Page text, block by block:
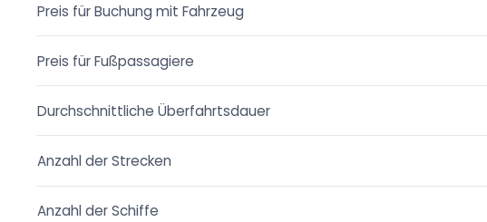
Preis für Buchung mit Fahrzeug
Preis für Fußpassagiere
Durchschnittliche Überfahrtsdauer
Anzahl der Strecken
Anzahl der Schiffe